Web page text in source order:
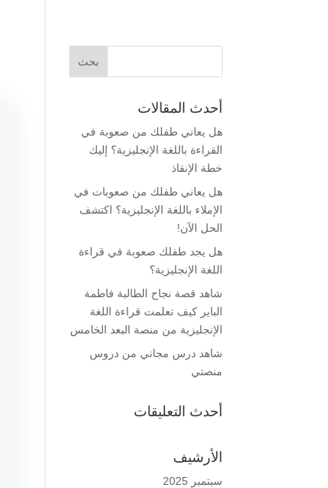
أحدث المقالات
هل يعاني طفلك من صعوبة في
القراءة باللغة الإنجليزية؟ إليك
خطة الإنقاذ
هل يعاني طفلك من صعوبات في
الإملاء باللغة الإنجليزية؟ اكتشف
الحل الآن!
هل يجد طفلك صعوبة في قراءة
اللغة الإنجليزية؟
شاهد قصة نجاح الطالبة فاطمة
الباير كيف تعلمت قراءة اللغة
الإنجليزية من منصة البعد الخامس
شاهد درس مجاني من دروس
منصتي
أحدث التعليقات
الأرشيف
سبتمبر 2025